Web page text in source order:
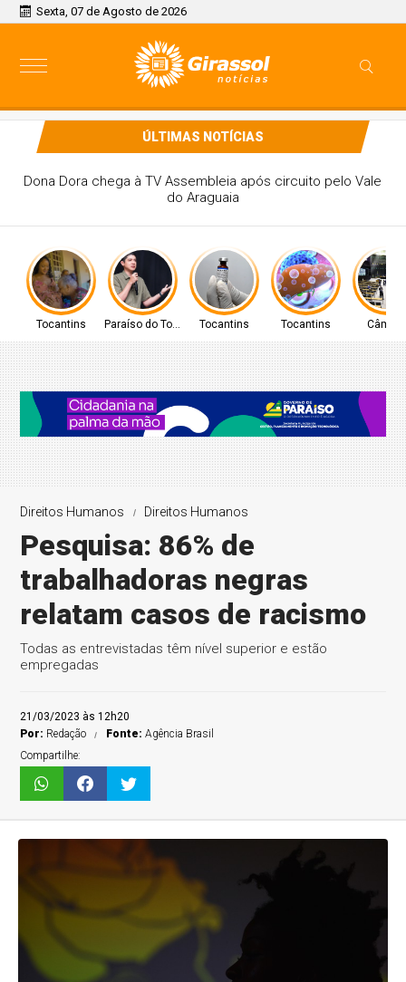
Sexta, 07 de Agosto de 2026
ÚLTIMAS NOTÍCIAS
PREFEITO DE PARAÍSO CELSO MORAIS, PARTICIPARÁ DE
MAIS UM EVENTO A NÍVEL NACIONAL EM BRASÍLIA
Tocantins Paraíso do TocantinsTocantins Tocantins
Direitos Humanos Direitos Humanos
Pesquisa: 86% de
trabalhadoras negras
relatam casos de racismo
Todas as entrevistadas têm nível superior e estão
empregadas
21/03/2023 às 12h20
Por: Redação Fonte:Agência Brasil
Compartilhe: